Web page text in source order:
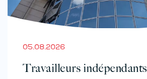
05.08.2026
Travailleurs indépendants